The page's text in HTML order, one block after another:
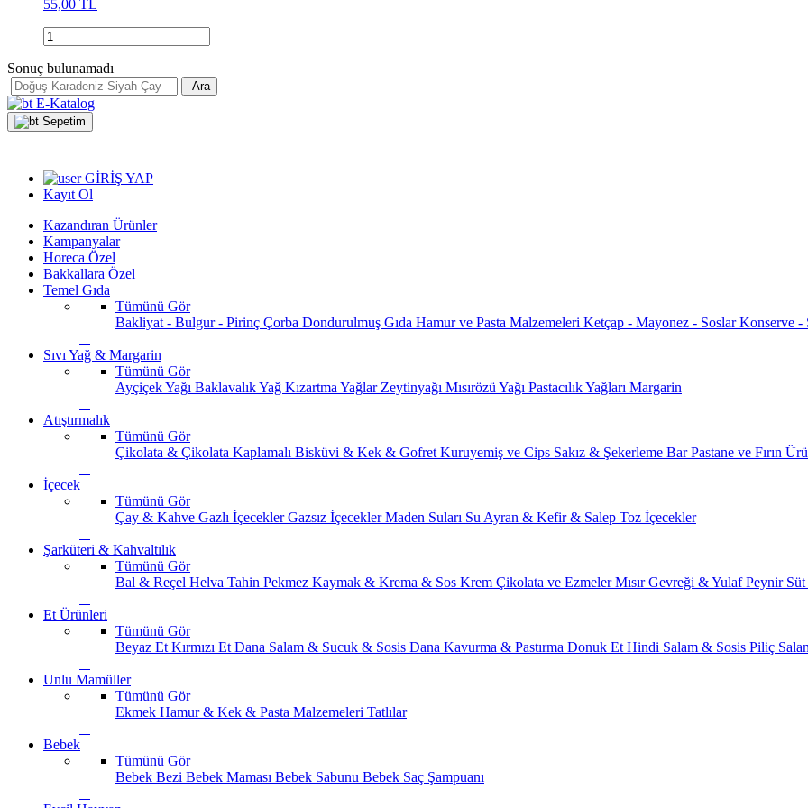
55,00 TL
Sonuç bulunamadı
Ara
E-Katalog
Sepetim
GİRİŞ YAP
Kayıt Ol
Kazandıran Ürünler
Kampanyalar
Horeca Özel
Bakkallara Özel
Temel Gıda
Tümünü Gör
Bakliyat - Bulgur - Pirinç Çorba Dondurulmuş Gıda Hamur ve Pasta Malzemeleri Ketçap - Mayonez - SoslarKonserve -
Sıvı Yağ & Margarin
Tümünü Gör
Ayçiçek Yağı Baklavalık Yağ Kızartma Yağlar Zeytinyağı Mısırözü Yağı Pastacılık Yağları Margarin
Atıştırmalık
Tümünü Gör
Çikolata & Çikolata Kaplamalı Bisküvi & Kek & Gofret Kuruyemiş ve Cips Sakız & Şekerleme BarPastane ve Fırın
İçecek
Tümünü Gör
Çay & Kahve Gazlı İçeceklerGazsız İçeceklerMaden Suları Su Ayran & Kefir & Salep Toz İçecekler
Şarküteri & Kahvaltılık
Tümünü Gör
Bal & Reçel Helva Tahin Pekmez Kaymak & Krema & Sos Krem Çikolata ve EzmelerMısır Gevreği & YulafPeynir
Et Ürünleri
Tümünü Gör
Beyaz Et Kırmızı Et Dana Salam & Sucuk & Sosis Dana Kavurma & Pastırma Donuk Et Hindi Salam & Sosis Piliç
Unlu Mamüller
Tümünü Gör
Ekmek Hamur & Kek & Pasta Malzemeleri Tatlılar
Bebek
Tümünü Gör
Bebek Bezi Bebek Maması Bebek Sabunu Bebek Saç Şampuanı